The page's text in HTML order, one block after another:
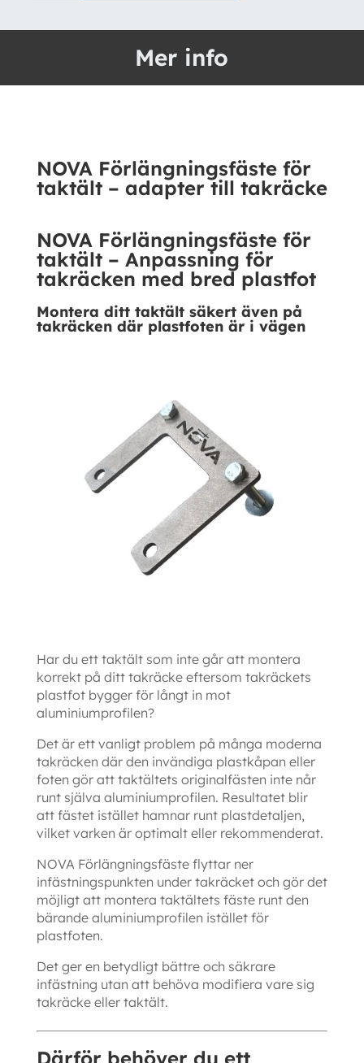
adapter
Mer info
NOVA Förlängningsfäste för
taktält – adapter till takräcke
NOVA Förlängningsfäste för
taktält – Anpassning för
takräcken med bred plastfot
Montera ditt taktält säkert även på
takräcken där plastfoten är i vägen
Har du ett taktält som inte går att montera
korrekt på ditt takräcke eftersom takräckets
plastfot bygger för långt in mot
aluminiumprofilen?
Det är ett vanligt problem på många moderna
takräcken där den invändiga plastkåpan eller
foten gör att taktältets originalfästen inte når
runt själva aluminiumprofilen. Resultatet blir
att fästet istället hamnar runt plastdetaljen,
vilket varken är optimalt eller rekommenderat.
NOVA Förlängningsfäste flyttar ner
infästningspunkten under takräcket och gör det
möjligt att montera taktältets fäste runt den
bärande aluminiumprofilen istället för
plastfoten.
Det ger en betydligt bättre och säkrare
infästning utan att behöva modifiera vare sig
takräcke eller taktält.